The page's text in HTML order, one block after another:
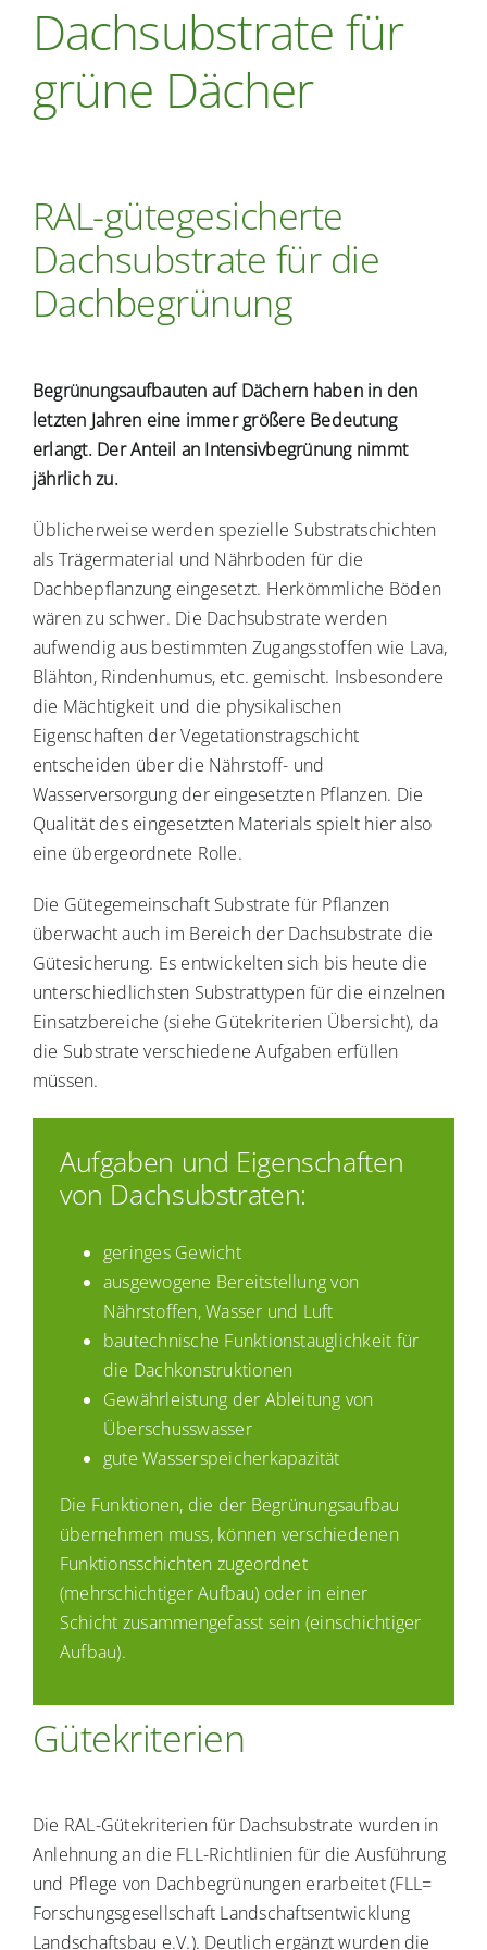
Ausschreibungen
Verbraucher-Infos
Dachsubstrate für
grüne Dächer
RAL-gütegesicherte
Dachsubstrate für die
Dachbegrünung
Begrünungsaufbauten auf Dächern haben in den
letzten Jahren eine immer größere Bedeutung
erlangt. Der Anteil an Intensivbegrünung nimmt
jährlich zu.
Üblicherweise werden spezielle Substratschichten
als Trägermaterial und Nährboden für die
Dachbepflanzung eingesetzt. Herkömmliche Böden
wären zu schwer. Die Dachsubstrate werden
aufwendig aus bestimmten Zugangsstoffen wie Lava,
Blähton, Rindenhumus, etc. gemischt. Insbesondere
die Mächtigkeit und die physikalischen
Eigenschaften der Vegetationstragschicht
entscheiden über die Nährstoff- und
Wasserversorgung der eingesetzten Pflanzen. Die
Qualität des eingesetzten Materials spielt hier also
eine übergeordnete Rolle.
Die Gütegemeinschaft Substrate für Pflanzen
überwacht auch im Bereich der Dachsubstrate die
Gütesicherung. Es entwickelten sich bis heute die
unterschiedlichsten Substrattypen für die einzelnen
Einsatzbereiche (siehe Gütekriterien Übersicht), da
die Substrate verschiedene Aufgaben erfüllen
müssen.
Aufgaben und Eigenschaften
von Dachsubstraten:
geringes Gewicht
ausgewogene Bereitstellung von
Nährstoffen, Wasser und Luft
bautechnische Funktionstauglichkeit für
die Dachkonstruktionen
Gewährleistung der Ableitung von
Überschusswasser
gute Wasserspeicherkapazität
Die Funktionen, die der Begrünungsaufbau
übernehmen muss, können verschiedenen
Funktionsschichten zugeordnet
(mehrschichtiger Aufbau) oder in einer
Schicht zusammengefasst sein (einschichtiger
Aufbau).
Gütekriterien
Die RAL-Gütekriterien für Dachsubstrate wurden in
Anlehnung an die FLL-Richtlinien für die Ausführung
und Pflege von Dachbegrünungen erarbeitet (FLL=
Forschungsgesellschaft Landschaftsentwicklung
Landschaftsbau e.V.). Deutlich ergänzt wurden die